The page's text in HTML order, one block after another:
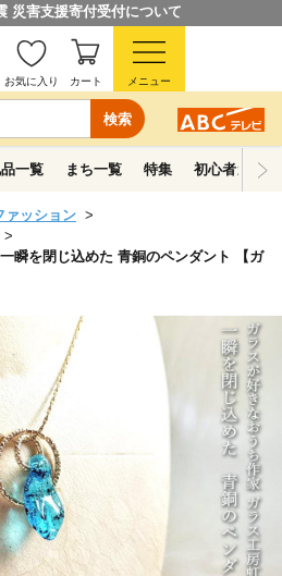
災害支援寄付受付について
検索
お気に入り カート メニュー
一覧 まち一覧 特集 初心者ガイド
ァッション
瞬を閉じ込めた 青銅のペンダント 【ガ